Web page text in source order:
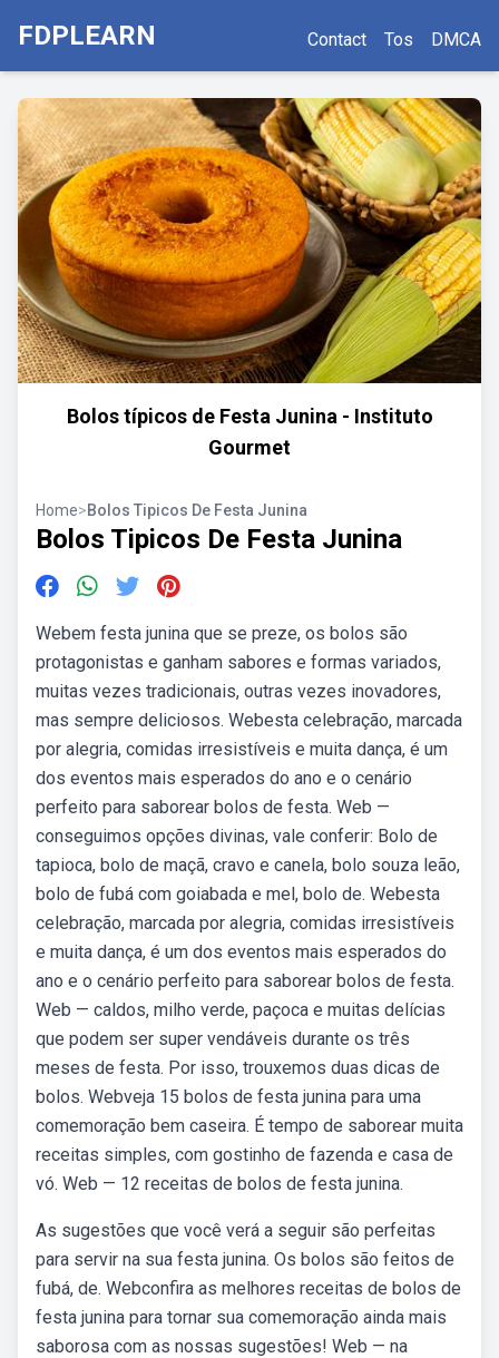
FDPLEARN Contact Tos DMCA
Bolos típicos de Festa Junina - Instituto
Gourmet
Home>Bolos Tipicos De Festa Junina
Bolos Tipicos De Festa Junina
Webem festa junina que se preze, os bolos são
protagonistas e ganham sabores e formas variados,
muitas vezes tradicionais, outras vezes inovadores,
mas sempre deliciosos. Webesta celebração, marcada
por alegria, comidas irresistíveis e muita dança, é um
dos eventos mais esperados do ano e o cenário
perfeito para saborear bolos de festa. Web —
conseguimos opções divinas, vale conferir: Bolo de
tapioca, bolo de maçã, cravo e canela, bolo souza leão,
bolo de fubá com goiabada e mel, bolo de. Webesta
celebração, marcada por alegria, comidas irresistíveis
e muita dança, é um dos eventos mais esperados do
ano e o cenário perfeito para saborear bolos de festa.
Web — caldos, milho verde, paçoca e muitas delícias
que podem ser super vendáveis durante os três
meses de festa. Por isso, trouxemos duas dicas de
bolos. Webveja 15 bolos de festa junina para uma
comemoração bem caseira. É tempo de saborear muita
receitas simples, com gostinho de fazenda e casa de
vó. Web — 12 receitas de bolos de festa junina.
As sugestões que você verá a seguir são perfeitas
para servir na sua festa junina. Os bolos são feitos de
fubá, de. Webconfira as melhores receitas de bolos de
festa junina para tornar sua comemoração ainda mais
saborosa com as nossas sugestões! Web — na